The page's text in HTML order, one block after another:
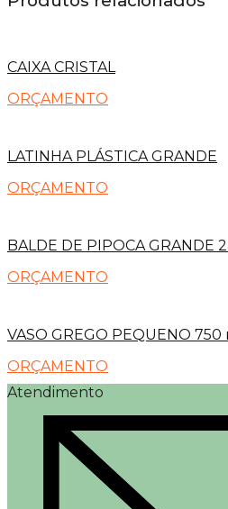
CAIXA CRISTAL
ORÇAMENTO
LATINHA PLÁSTICA GRANDE
ORÇAMENTO
BALDE DE PIPOCA GRANDE
ORÇAMENTO
VASO GREGO PEQUENO 750
ORÇAMENTO
Atendimento